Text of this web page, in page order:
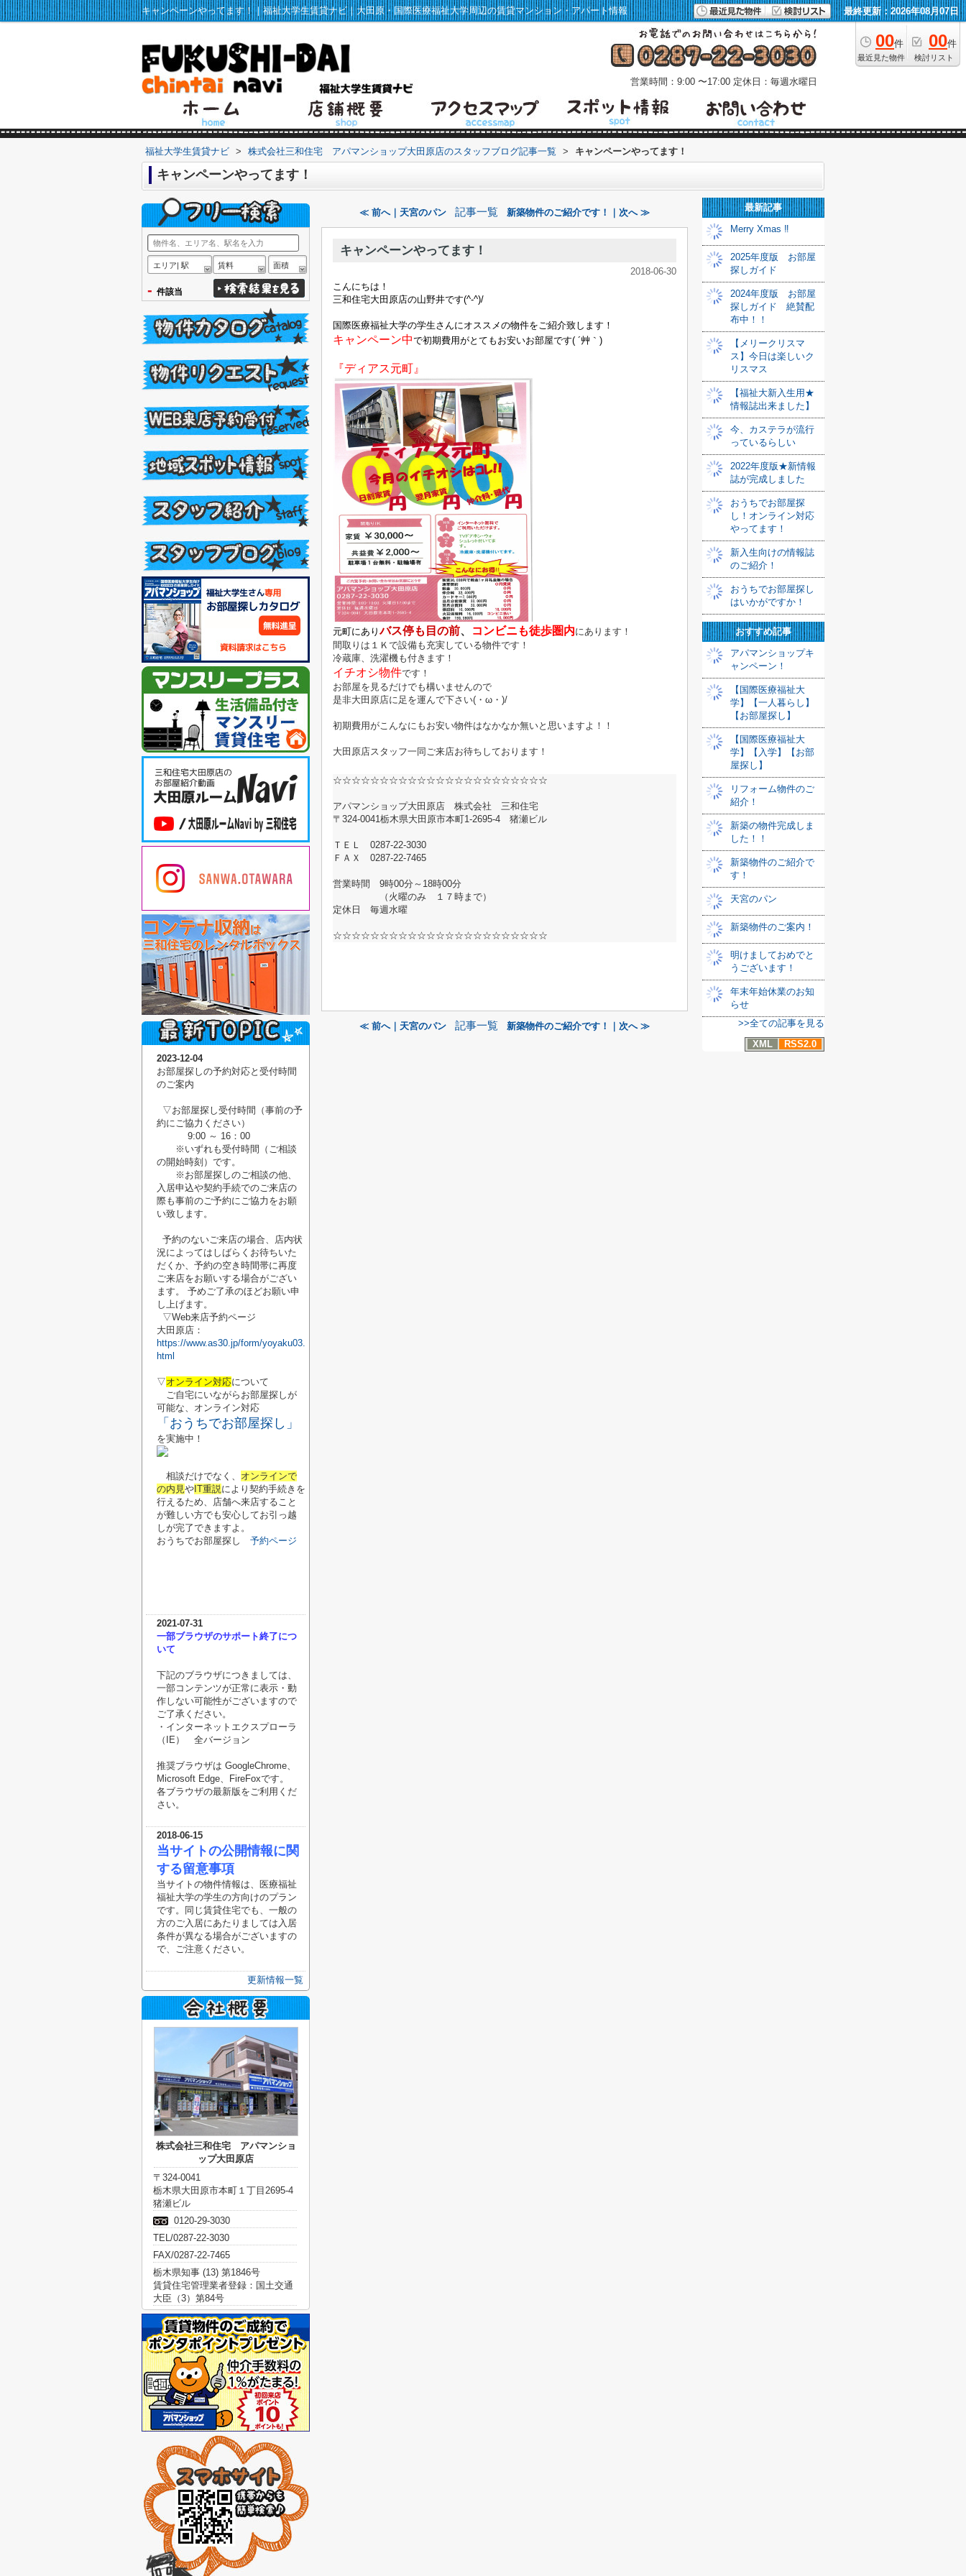
キャンペーンやってます！｜福祉大学生賃貸ナビ｜大田原・国際医療福祉大学周辺の賃貸マンション・アパート情報 最終更新：2026年08月07日
00件
最近見た物件
00件
検討リスト
営業時間：9:00 〜17:00 定休日：毎週水曜日
福祉大学生賃貸ナビ > 株式会社三和住宅 アパマンショップ大田原店のスタッフブログ記事一覧 > キャンペーンやってます！
キャンペーンやってます！
≪ 前へ｜天宮のパン 記事一覧 新築物件のご紹介です！｜次へ ≫
キャンペーンやってます！
2018-06-30
こんにちは！
三和住宅大田原店の山野井です(^-^)/
国際医療福祉大学の学生さんにオススメの物件をご紹介致します！
キャンペーン中で初期費用がとてもお安いお部屋です( ´艸｀)
『ディアス元町』
元町にありバス停も目の前、 コンビニも徒歩圏内にあります！
間取りは１Ｋで設備も充実している物件です！
冷蔵庫、洗濯機も付きます！
イチオシ物件です！
お部屋を見るだけでも構いませんので
是非大田原店に足を運んで下さい(・ω・)/
初期費用がこんなにもお安い物件はなかなか無いと思いますよ！！
大田原店スタッフ一同ご来店お待ちしております！
☆☆☆☆☆☆☆☆☆☆☆☆☆☆☆☆☆☆☆☆☆☆☆
アパマンショップ大田原店 株式会社 三和住宅
〒324-0041栃木県大田原市本町1-2695-4 猪瀬ビル
ＴＥＬ 0287-22-3030
ＦＡＸ 0287-22-7465
営業時間 9時00分～18時00分
（火曜のみ １７時まで）
定休日 毎週水曜
☆☆☆☆☆☆☆☆☆☆☆☆☆☆☆☆☆☆☆☆☆☆☆
≪ 前へ｜天宮のパン 記事一覧 新築物件のご紹介です！｜次へ ≫
最新記事
Merry Xmas ‼
2025年度版 お部屋
探しガイド
2024年度版 お部屋
探しガイド 絶賛配
布中！！
【メリークリスマ
ス】今日は楽しいク
リスマス
【福祉大新入生用★
情報誌出来ました】
今、カステラが流行
っているらしい
2022年度版★新情報
誌が完成しました
おうちでお部屋探
し！オンライン対応
やってます！
新入生向けの情報誌
のご紹介！
おうちでお部屋探し
はいかがですか！
おすすめ記事
アパマンショップキ
ャンペーン！
【国際医療福祉大
学】【一人暮らし】
【お部屋探し】
【国際医療福祉大
学】【入学】【お部
屋探し】
リフォーム物件のご
紹介！
新築の物件完成しま
した！！
新築物件のご紹介で
す！
天宮のパン
新築物件のご案内！
明けましておめでと
うございます！
年末年始休業のお知
らせ
>>全ての記事を見る
XML
RSS2.0
エリア| 駅 賃料 面積
- 件該当
2023-12-04
お部屋探しの予約対応と受付時間
のご案内
▽お部屋探し受付時間（事前の予
約にご協力ください）
9:00 ～ 16：00
※いずれも受付時間（ご相談
の開始時刻）です。
※お部屋探しのご相談の他、
入居申込や契約手続でのご来店の
際も事前のご予約にご協力をお願
い致します。
予約のないご来店の場合、店内状
況によってはしばらくお待ちいた
だくか、予約の空き時間帯に再度
ご来店をお願いする場合がござい
ます。 予めご了承のほどお願い申
し上げます。
▽Web来店予約ページ
大田原店：
https://www.as30.jp/form/yoyaku03.
html
▽オンライン対応について
ご自宅にいながらお部屋探しが
可能な、オンライン対応
「おうちでお部屋探し」
を実施中！
相談だけでなく、 オンラインで
の内見や IT重説により契約手続きを
行えるため、店舗へ来店すること
が難しい方でも安心してお引っ越
しが完了できますよ。
おうちでお部屋探し 予約ページ
2021-07-31
一部ブラウザのサポート終了につ
いて
下記のブラウザにつきましては、
一部コンテンツが正常に表示・動
作しない可能性がございますので
ご了承ください。
・インターネットエクスプローラ
（IE） 全バージョン
推奨ブラウザは GoogleChrome、
Microsoft Edge、FireFoxです。
各ブラウザの最新版をご利用くだ
さい。
2018-06-15
当サイトの公開情報に関
する留意事項
当サイトの物件情報は、医療福祉
福祉大学の学生の方向けのプラン
です。同じ賃貸住宅でも、一般の
方のご入居にあたりましては入居
条件が異なる場合がございますの
で、ご注意ください。
更新情報一覧
株式会社三和住宅 アパマンショ
ップ大田原店
〒324-0041
栃木県大田原市本町１丁目2695-4
猪瀬ビル
0120-29-3030
TEL/0287-22-3030
FAX/0287-22-7465
栃木県知事 (13) 第1846号
賃貸住宅管理業者登録：国土交通
大臣（3）第84号